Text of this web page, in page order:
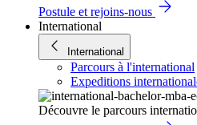
Postule et rejoins-nous
International
International
Parcours à l'international
Expeditions
Découvre le parcours